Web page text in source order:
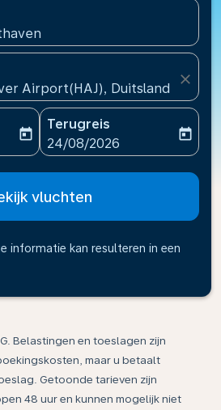
Airport(HAJ), Duitsland
close
date-aria-label
today
Terugreis
fc-booking-return-date-
24/08/2026
today
vluchten
informatie kan resulteren in een
Belastingen en toeslagen zijn
maar u betaalt
Getoonde tarieven zijn
48 uur en kunnen mogelijk niet